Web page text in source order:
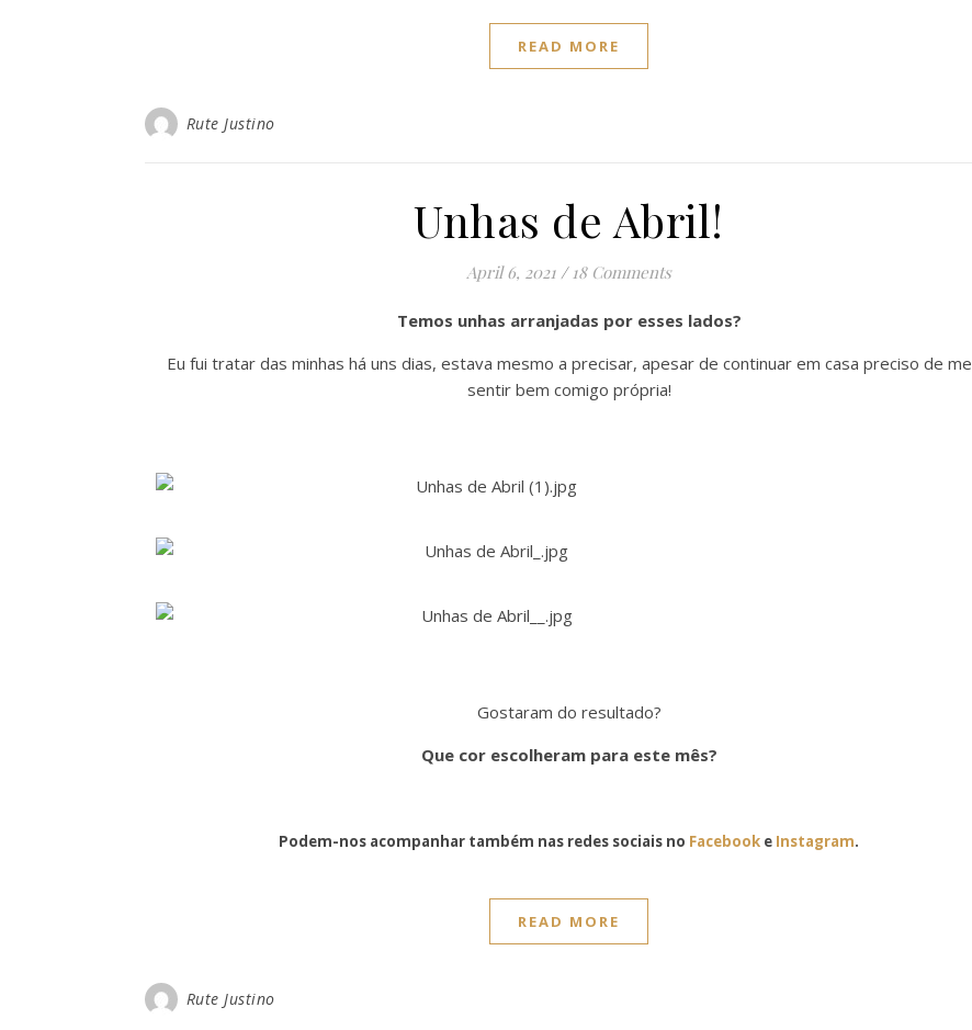
READ MORE
Rute Justino
Unhas de Abril!
April 6, 2021 / 18 Comments
Temos unhas arranjadas por esses lados?
Eu fui tratar das minhas há uns dias, estava mesmo a precisar, apesar de continuar em casa preciso de me
sentir bem comigo própria!
Gostaram do resultado?
Que cor escolheram para este mês?
Podem-nos acompanhar também nas redes sociais no Facebook e Instagram.
READ MORE
Rute Justino